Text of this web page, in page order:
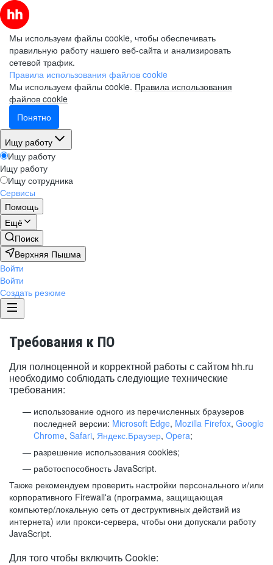
Мы используем файлы cookie, чтобы обеспечивать
правильную работу нашего веб-сайта и анализировать
сетевой трафик.
Правила использования файлов cookie
Мы используем файлы cookie. Правила использования
файлов cookie
Понятно
Ищу работу
Ищу работу
Ищу работу
Ищу сотрудника
Сервисы
Помощь
Ещё
Поиск
Верхняя Пышма
Войти
Войти
Создать резюме
Требования к ПО
Для полноценной и корректной работы с сайтом hh.ru
необходимо соблюдать следующие технические
требования:
использование одного из перечисленных браузеров
последней версии: Microsoft Edge, Mozilla Firefox, Google
Chrome, Safari, Яндекс.Браузер, Opera;
разрешение использования cookies;
работоспособность JavaScript.
Также рекомендуем проверить настройки персонального и/или
корпоративного Firewall'a (программа, защищающая
компьютер/локальную сеть от деструктивных действий из
интернета) или прокси-сервера, чтобы они допускали работу
JavaScript.
Для того чтобы включить Cookie: